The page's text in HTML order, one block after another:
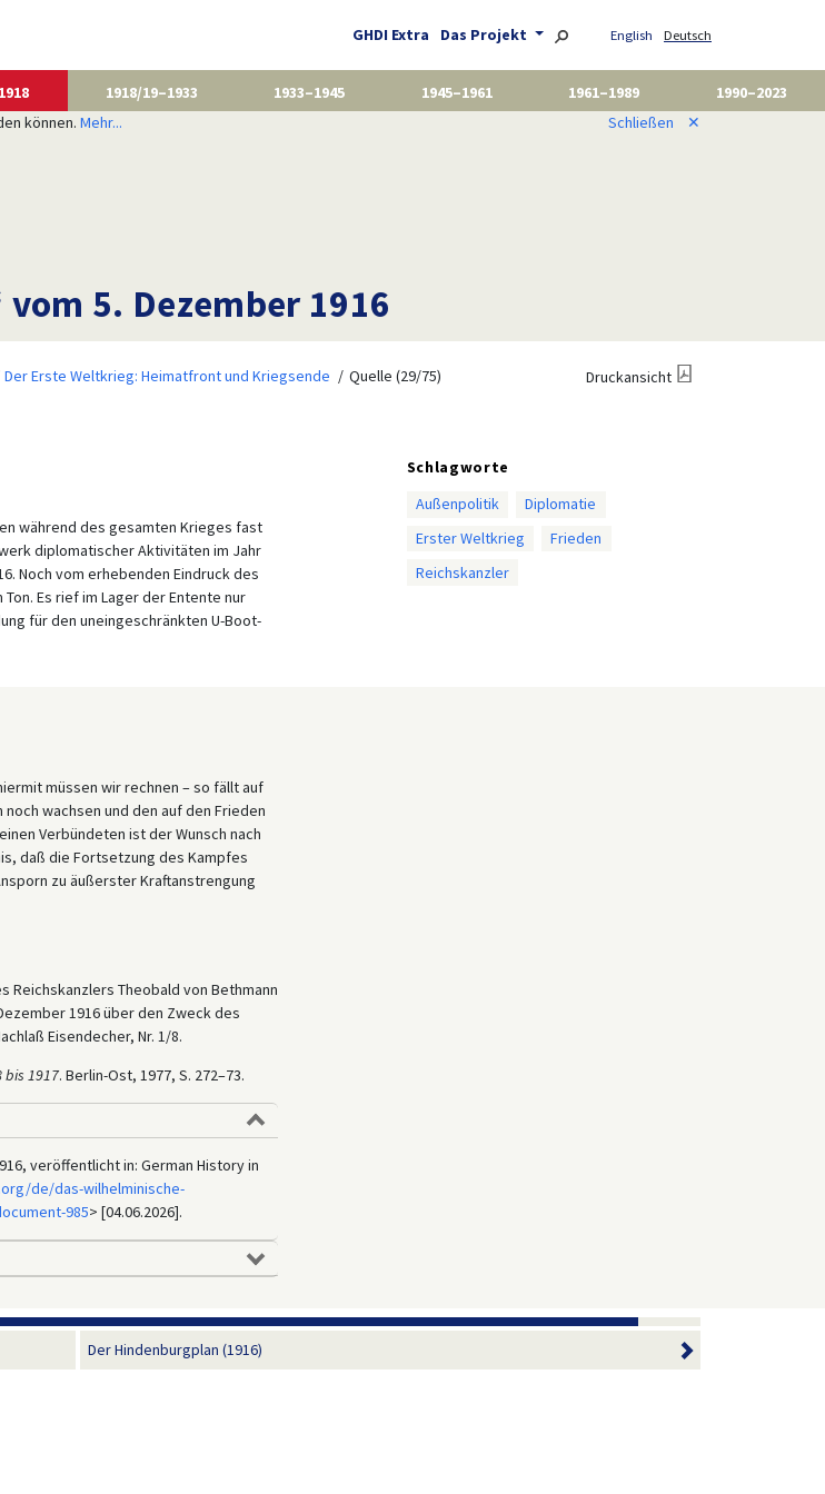
GHDI Extra Das Projekt English Deutsch
1918/19–1933 1933–1945 1945–1961 1961–1989
1990–2023
können. Mehr... Schließen ✕
5. Dezember 1916
Der Erste Weltkrieg: Heimatfront und Kriegsende Quelle (29/75) Druckansicht
während des gesamten Krieges fast
diplomatischer Aktivitäten im Jahr
Noch vom erhebenden Eindruck des
Es rief im Lager der Entente nur
für den uneingeschränkten U-Boot-
Schlagworte
Außenpolitik
Diplomatie
Erster Weltkrieg
Frieden
Reichskanzler
müssen wir rechnen – so fällt auf
noch wachsen und den auf den Frieden
Verbündeten ist der Wunsch nach
daß die Fortsetzung des Kampfes
zu äußerster Kraftanstrengung
Reichskanzlers Theobald von Bethmann
1916 über den Zweck des
Eisendecher, Nr. 1/8.
bis 1917. Berlin-Ost, 1977, S. 272–73.
veröffentlicht in: German History in
de/das-wilhelminische-
985> [04.06.2026].
Der Hindenburgplan (1916)